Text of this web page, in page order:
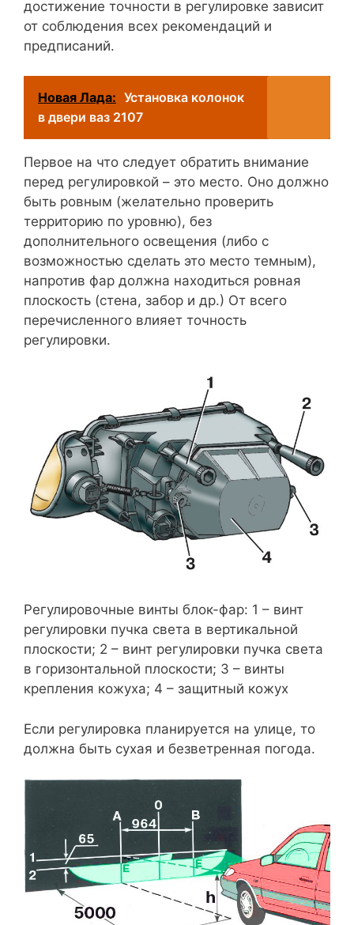
достижение точности в регулировке зависит
от соблюдения всех рекомендаций и
предписаний.
Новая Лада: Установка колонок
в двери ваз 2107
Первое на что следует обратить внимание
перед регулировкой – это место. Оно должно
быть ровным (желательно проверить
территорию по уровню), без
дополнительного освещения (либо с
возможностью сделать это место темным),
напротив фар должна находиться ровная
плоскость (стена, забор и др.) От всего
перечисленного влияет точность
регулировки.
Регулировочные винты блок-фар: 1 – винт
регулировки пучка света в вертикальной
плоскости; 2 – винт регулировки пучка света
в горизонтальной плоскости; 3 – винты
крепления кожуха; 4 – защитный кожух
Если регулировка планируется на улице, то
должна быть сухая и безветренная погода.